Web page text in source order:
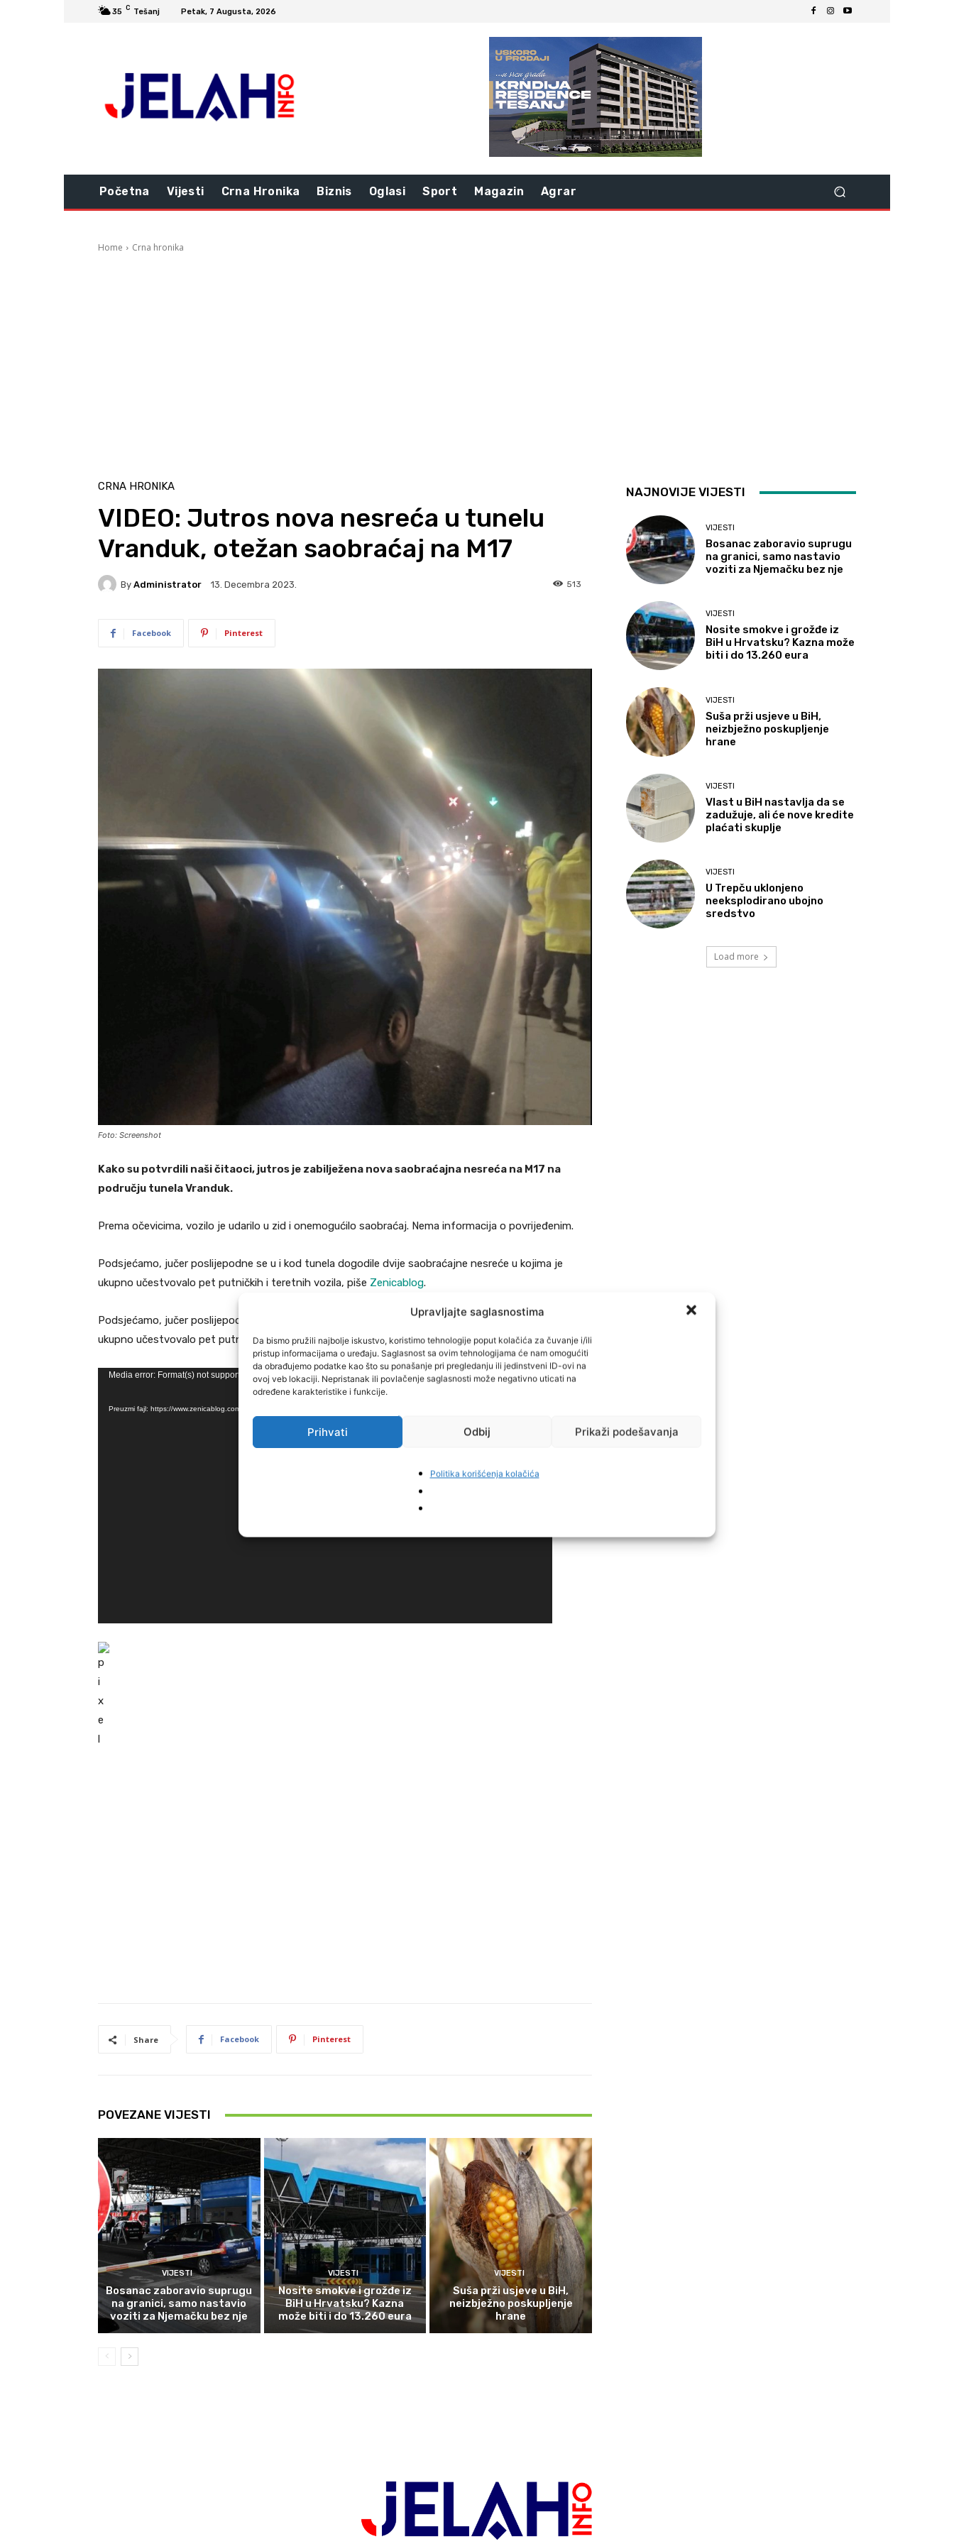
Upravljajte saglasnostima
Da bismo pružili najbolje iskustvo, koristimo tehnologije poput kolačića za čuvanje i/ili
pristup informacijama o uređaju. Saglasnost sa ovim tehnologijama će nam omogućiti
da obrađujemo podatke kao što su ponašanje pri pregledanju ili jedinstveni ID-ovi na
ovoj veb lokaciji. Nepristanak ili povlačenje saglasnosti može negativno uticati na
određene karakteristike i funkcije.
Prihvati Odbij Prikaži podešavanja
Politika korišćenja kolačića
35 C Tešanj Petak, 7 Augusta, 2026
Početna Vijesti Crna Hronika Biznis Oglasi Sport Magazin Agrar
Home Crna hronika
CRNA HRONIKA
VIDEO: Jutros nova nesreća u tunelu
Vranduk, otežan saobraćaj na M17
By Administrator 13. Decembra 2023. 513
Facebook Pinterest
Foto: Screenshot
Kako su potvrdili naši čitaoci, jutros je zabilježena nova saobraćajna nesreća na M17 na
području tunela Vranduk.
Prema očevicima, vozilo je udarilo u zid i onemogućilo saobraćaj. Nema informacija o povrijeđenim.
Podsjećamo, jučer poslijepodne se u i kod tunela dogodile dvije saobraćajne nesreće u kojima je
ukupno učestvovalo pet putničkih i teretnih vozila, piše Zenicablog.
Podsjećamo, jučer poslijepodne se u i kod tunela dogodile dvije saobraćajne nesreće u kojima je
ukupno učestvovalo pet putničkih i teretnih vozila.
Media error: Format(s) not supported or source(s) not found
Preuzmi fajl: https://www.zenicablog.com/wp-content/uploads/2023/12/1.mp4?_=1
Share Facebook Pinterest
POVEZANE VIJESTI
VIJESTI
Bosanac zaboravio suprugu
na granici, samo nastavio
voziti za Njemačku bez nje
VIJESTI
Nosite smokve i grožđe iz
BiH u Hrvatsku? Kazna
može biti i do 13.260 eura
VIJESTI
Suša prži usjeve u BiH,
neizbježno poskupljenje
hrane
NAJNOVIJE VIJESTI
VIJESTI
Bosanac zaboravio suprugu
na granici, samo nastavio
voziti za Njemačku bez nje
VIJESTI
Nosite smokve i grožđe iz
BiH u Hrvatsku? Kazna može
biti i do 13.260 eura
VIJESTI
Suša prži usjeve u BiH,
neizbježno poskupljenje
hrane
VIJESTI
Vlast u BiH nastavlja da se
zadužuje, ali će nove kredite
plaćati skuplje
VIJESTI
U Trepču uklonjeno
neeksplodirano ubojno
sredstvo
Load more